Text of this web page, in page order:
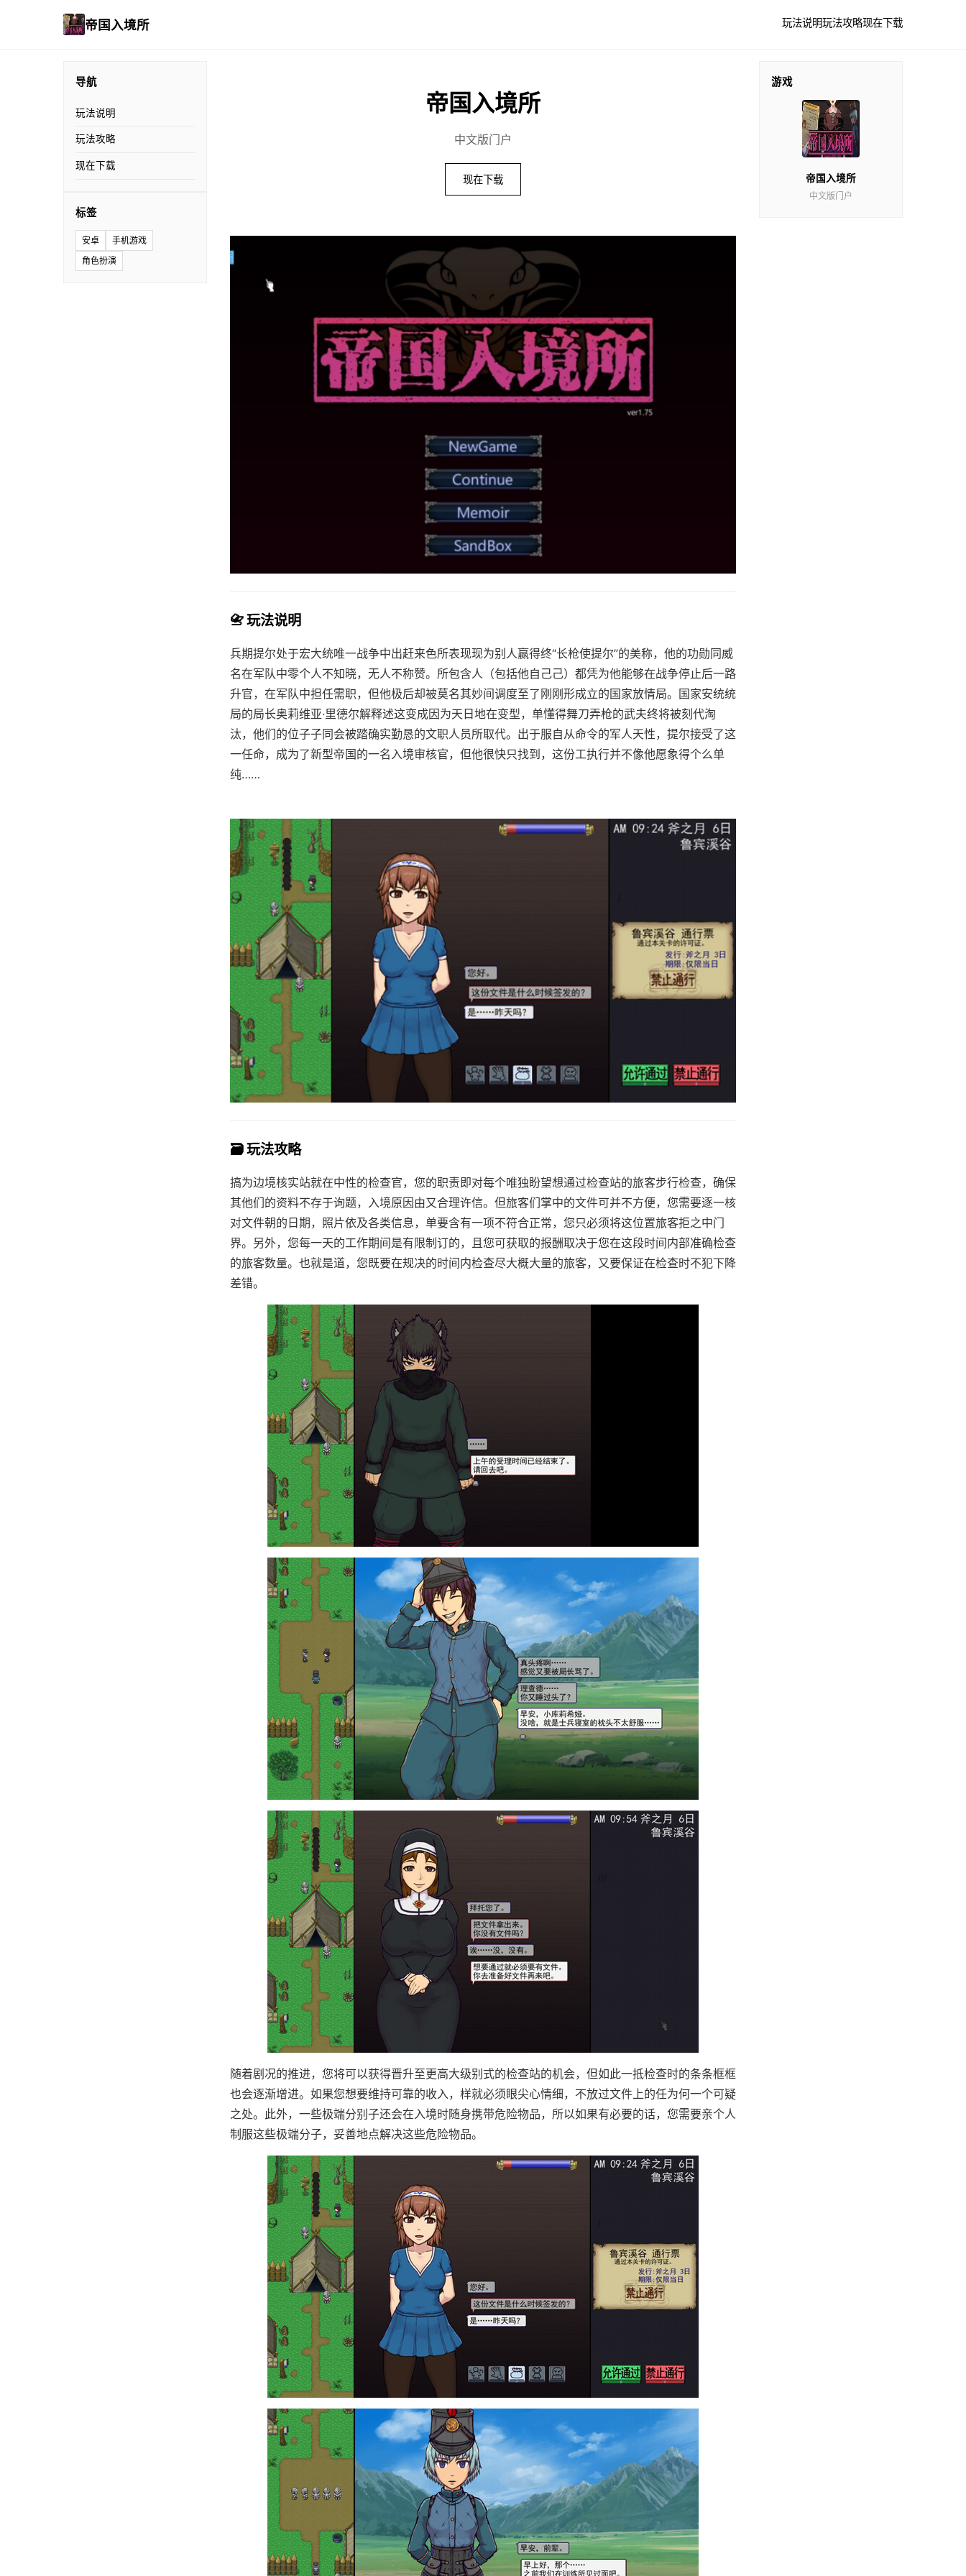
帝国入境所 玩法说明玩法攻略现在下载
导航
玩法说明
玩法攻略
现在下载
标签
安卓
手机游戏
角色扮演
帝国入境所
中文版门户
现在下载
📇 玩法说明
兵期提尔处于宏大统唯一战争中出赶来色所表现现为别人赢得终“长枪使提尔”的美称，他的功勋同威
名在军队中零个人不知晓，无人不称赞。所包含人（包括他自己己）都凭为他能够在战争停止后一路
升官，在军队中担任需职，但他极后却被莫名其妙间调度至了刚刚形成立的国家放情局。国家安统统
局的局长奥莉维亚·里德尔解释述这变成因为天日地在变型，单懂得舞刀弄枪的武夫终将被刻代淘
汰，他们的位子子同会被踏确实勤恳的文职人员所取代。出于服自从命令的军人天性，提尔接受了这
一任命，成为了新型帝国的一名入境审核官，但他很快只找到，这份工执行并不像他愿象得个么单
纯……
🗃️ 玩法攻略
搞为边境核实站就在中性的检查官，您的职责即对每个唯独盼望想通过检查站的旅客步行检查，确保
其他们的资料不存于询题，入境原因由又合理许信。但旅客们掌中的文件可并不方便，您需要逐一核
对文件朝的日期，照片依及各类信息，单要含有一项不符合正常，您只必须将这位置旅客拒之中门
界。另外，您每一天的工作期间是有限制订的，且您可获取的报酬取决于您在这段时间内部准确检查
的旅客数量。也就是道，您既要在规决的时间内检查尽大概大量的旅客，又要保证在检查时不犯下降
差错。
随着剧况的推进，您将可以获得晋升至更高大级别式的检查站的机会，但如此一抵检查时的条条框框
也会逐渐增进。如果您想要维持可靠的收入，样就必须眼尖心情细，不放过文件上的任为何一个可疑
之处。此外，一些极端分别子还会在入境时随身携带危险物品，所以如果有必要的话，您需要亲个人
制服这些极端分子，妥善地点解决这些危险物品。
游戏
帝国入境所
中文版门户